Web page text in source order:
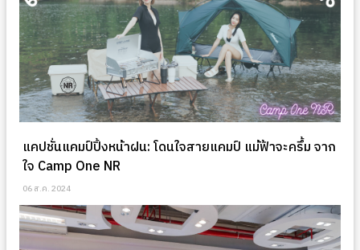
แคปชั่นแคมป์ปิ้งหน้าฝน: โดนใจสายแคมป์ แม้ฟ้าจะครึ้ม จาก
ใจ Camp One NR
06 ส.ค. 2024